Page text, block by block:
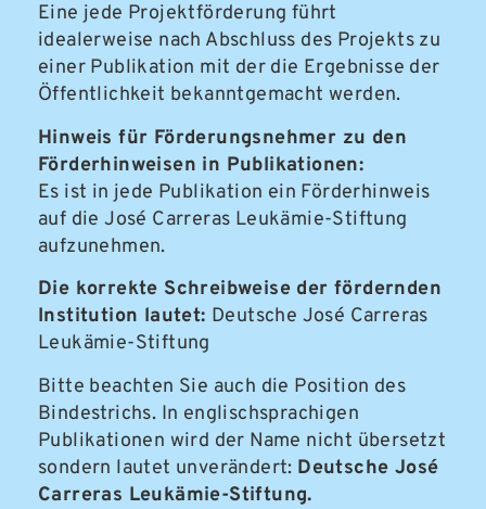
Eine jede Projektförderung führt
idealerweise nach Abschluss des Projekts zu
einer Publikation mit der die Ergebnisse der
Öffentlichkeit bekanntgemacht werden.
Hinweis für Förderungsnehmer zu den
Förderhinweisen in Publikationen:
Es ist in jede Publikation ein Förderhinweis
auf die José Carreras Leukämie-Stiftung
aufzunehmen.
Die korrekte Schreibweise der fördernden
Institution lautet: Deutsche José Carreras
Leukämie-Stiftung
Bitte beachten Sie auch die Position des
Bindestrichs. In englischsprachigen
Publikationen wird der Name nicht übersetzt
sondern lautet unverändert: Deutsche José
Carreras Leukämie-Stiftung.